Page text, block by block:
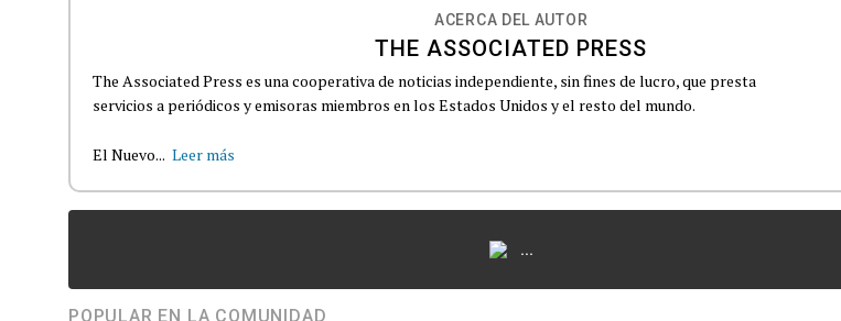
ACERCA DEL AUTOR
THE ASSOCIATED PRESS
The Associated Press es una cooperativa de noticias independiente, sin fines de lucro, que presta
servicios a periódicos y emisoras miembros en los Estados Unidos y el resto del mundo.
El Nuevo... Leer más
...
POPULAR EN LA COMUNIDAD